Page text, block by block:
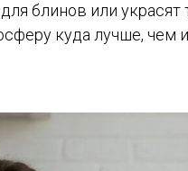
блинов или украсят
куда лучше, чем